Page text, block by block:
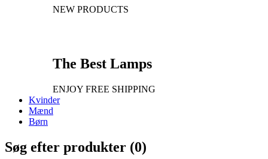
NEW PRODUCTS
The Best Lamps
ENJOY FREE SHIPPING
Kvinder
Mænd
Børn
Søg efter produkter (0)